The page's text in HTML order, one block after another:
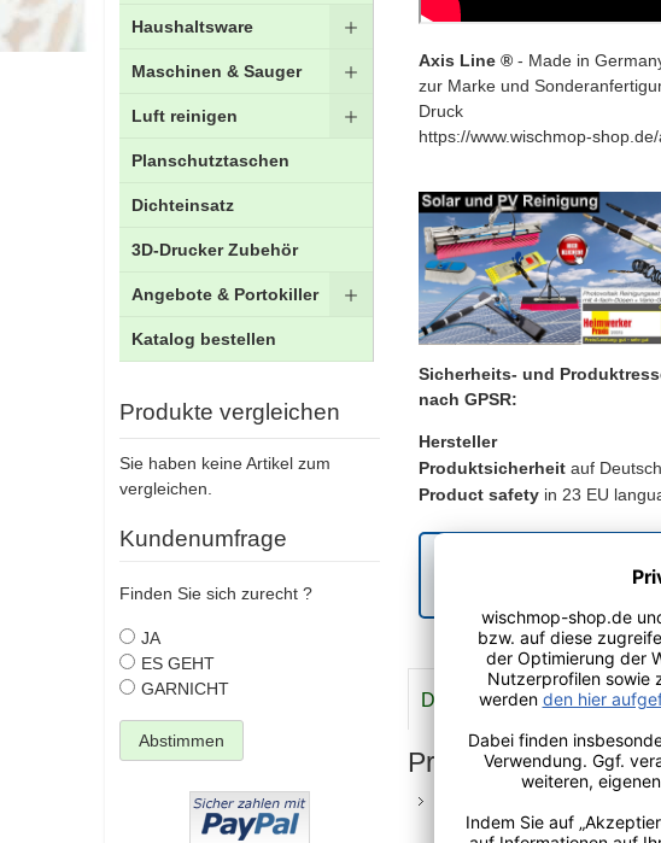
Axis Line ®- Made in
zur Marke und
Druck
https://www.wischmop-
Sicherheits- und
nach GPSR:
Hersteller
Produktsicherheitauf Deutsch
Product safetyin 23 EU
Gewährleistungsrechte
Details
Produktvorteile auf
Professioneller
Gebäudereiniger und
Mehr Info
Haushaltsware
Maschinen & Sauger
Luft reinigen
Planschutztaschen
Dichteinsatz
3D-Drucker Zubehör
Angebote & Portokiller
Katalog bestellen
Produkte vergleichen
Sie haben keine Artikel zum
vergleichen.
Kundenumfrage
Finden Sie sich zurecht ?
JA
ES GEHT
GARNICHT
Abstimmen